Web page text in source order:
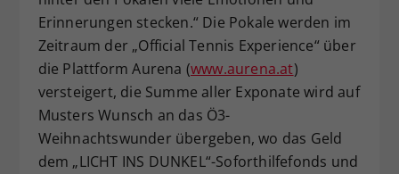
Erinnerungen stecken.“ Die Pokale werden im
Zeitraum der „Official Tennis Experience“ über
die Plattform Aurena (www.aurena.at)
versteigert, die Summe aller Exponate wird auf
Musters Wunsch an das Ö3-
Weihnachtswunder übergeben, wo das Geld
dem „LICHT INS DUNKEL“-Soforthilfefonds und